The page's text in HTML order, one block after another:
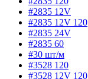
#2835 12V
#2835 12V 120
#2835 24V
#2835 60
#30 шт/м
#3528 120
#3528 12V 120